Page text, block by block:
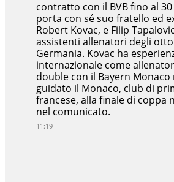
contratto con il BVB fino al
porta con sé suo fratello ed
Robert Kovac, e Filip
assistenti allenatori degli
Germania. Kovac ha
internazionale come
double con il Bayern Monaco
guidato il Monaco, club di
francese, alla finale di coppa
nel comunicato.
11:19